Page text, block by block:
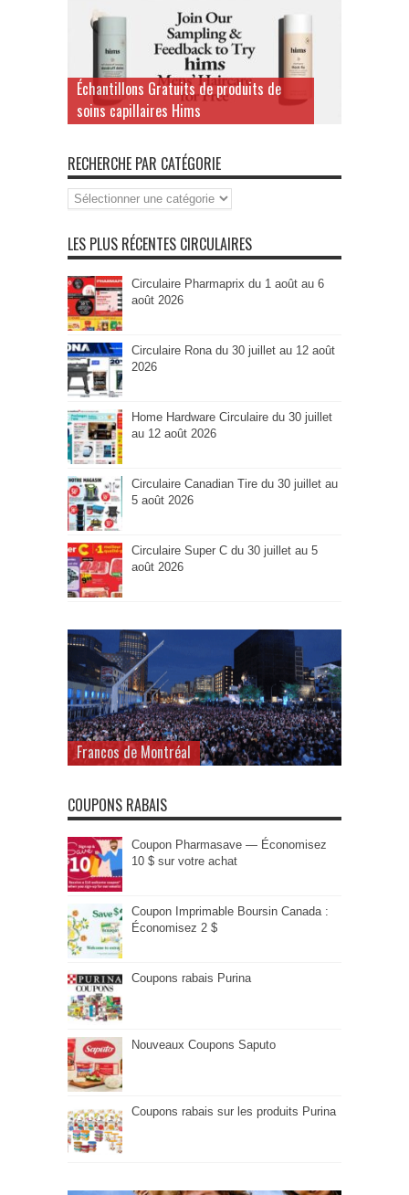
Échantillons Gratuits de produits de
soins capillaires Hims
Obtenez gratuitement un extenseur pour
rouleaux Charmin
RECHERCHE PAR CATÉGORIE
Recherche
par
LES PLUS RÉCENTES CIRCULAIRES
Circulaire Pharmaprix du 1 août au 6
août 2026
Circulaire Rona du 30 juillet au 12 août
2026
Home Hardware Circulaire du 30 juillet
au 12 août 2026
Circulaire Canadian Tire du 30 juillet au
5 août 2026
Circulaire Super C du 30 juillet au 5
août 2026
Francos de Montréal
La Balade Gourmande
COUPONS RABAIS
Coupon Pharmasave — Économisez
10 $ sur votre achat
Coupon Imprimable Boursin Canada :
Économisez 2 $
Coupons rabais Purina
Nouveaux Coupons Saputo
Coupons rabais sur les produits Purina